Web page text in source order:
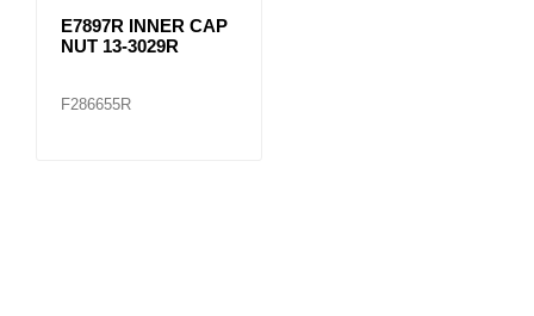
E7897R INNER CAP
NUT 13-3029R
F286655R